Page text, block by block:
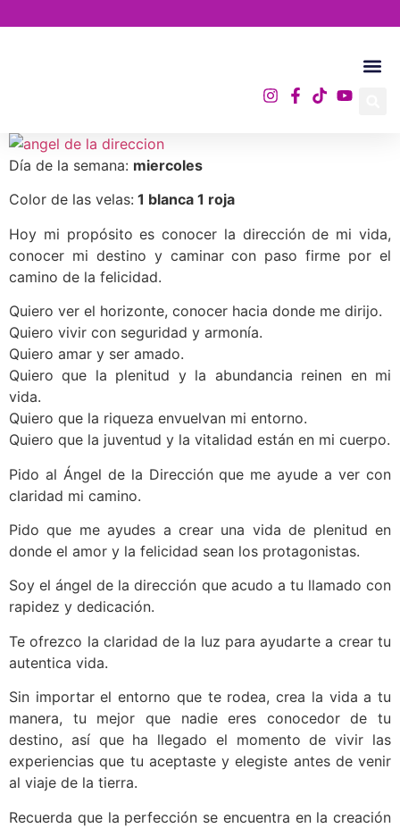
Día de la semana: miercoles
Color de las velas: 1 blanca 1 roja
Hoy mi propósito es conocer la dirección de mi vida,
conocer mi destino y caminar con paso firme por el
camino de la felicidad.
Quiero ver el horizonte, conocer hacia donde me dirijo.
Quiero vivir con seguridad y armoní­a.
Quiero amar y ser amado.
Quiero que la plenitud y la abundancia reinen en mi
vida.
Quiero que la riqueza envuelvan mi entorno.
Quiero que la juventud y la vitalidad están en mi cuerpo.
Pido al Ángel de la Dirección que me ayude a ver con
claridad mi camino.
Pido que me ayudes a crear una vida de plenitud en
donde el amor y la felicidad sean los protagonistas.
Soy el ángel de la dirección que acudo a tu llamado con
rapidez y dedicación.
Te ofrezco la claridad de la luz para ayudarte a crear tu
autentica vida.
Sin importar el entorno que te rodea, crea la vida a tu
manera, tu mejor que nadie eres conocedor de tu
destino, así que ha llegado el momento de vivir las
experiencias que tu aceptaste y elegiste antes de venir
al viaje de la tierra.
Recuerda que la perfección se encuentra en la creación